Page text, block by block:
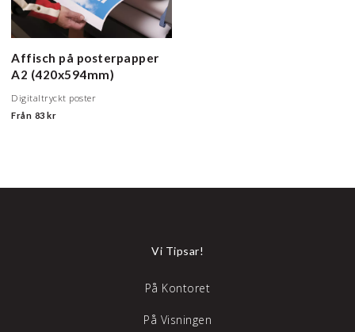
Affisch på posterpapper
A2 (420x594mm)
Digitaltryckt poster
Från 83 kr
Vi Tipsar!
På Kontoret
På Visningen